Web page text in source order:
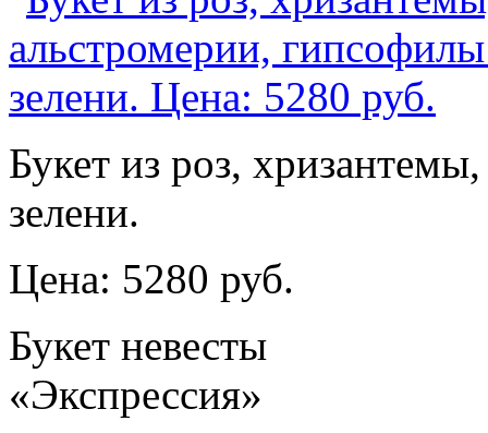
Букет из роз,
зелени.
Цена: 5280 руб.
Букет невесты
«Экспрессия»